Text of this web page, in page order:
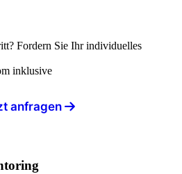
Fordern Sie Ihr individuelles
inklusive
anfragen